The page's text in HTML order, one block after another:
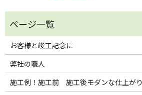
お客様と竣工記念に
弊社の職人
施工例！施工前 施工後モダンな仕上がり